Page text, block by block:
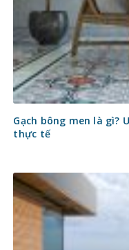
Gạch bông men là gì?
thực tế